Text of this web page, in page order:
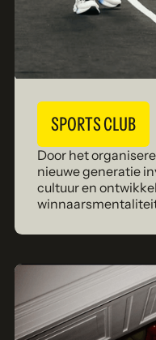
SPORTS CLUB
Door het
nieuwe generatie
cultuur en